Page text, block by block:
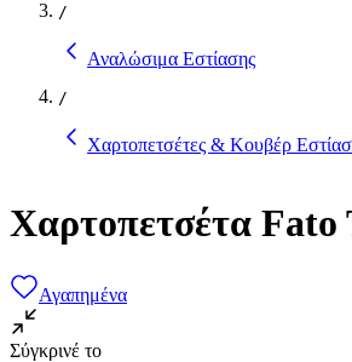
/
Αναλώσιμα Εστίασης
/
Χαρτοπετσέτες & Κουβέρ
Χαρτοπετσέτα
Αγαπημένα
Σύγκρινέ το